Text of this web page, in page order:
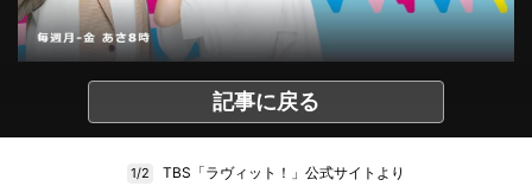
記事に戻る
1/2 TBS「ラヴィット！」公式サイトより